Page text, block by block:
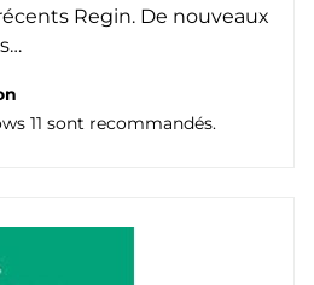
Regin. De nouveaux
11 sont recommandés.